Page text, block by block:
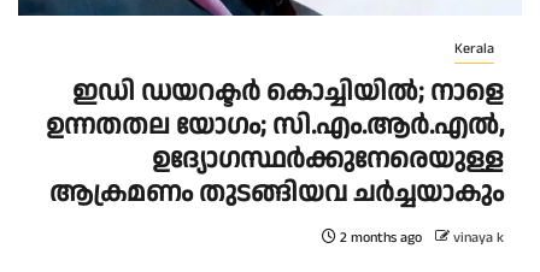
Kerala
ഇഡി ഡയറക്ടർ കൊച്ചിയിൽ; നാളെ
ഉന്നതതല യോഗം; സി.എം.ആർ.എൽ,
ഉദ്യോഗസ്ഥർക്കുനേരെയുള്ള
ആക്രമണം തുടങ്ങിയവ ചർച്ചയാകും
2 months ago vinaya k